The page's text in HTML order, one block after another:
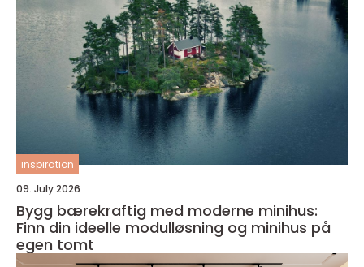
inspiration
09. July 2026
Bygg bærekraftig med moderne minihus:
Finn din ideelle modulløsning og minihus på
egen tomt